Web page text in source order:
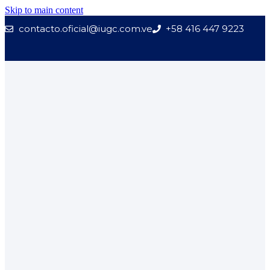
Skip to main content
contacto.oficial@iugc.com.ve +58 416 447 9223